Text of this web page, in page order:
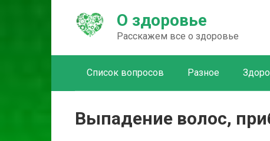
О здоровье
Расскажем все о здоровье
Список вопросов Разное
Выпадение волос,